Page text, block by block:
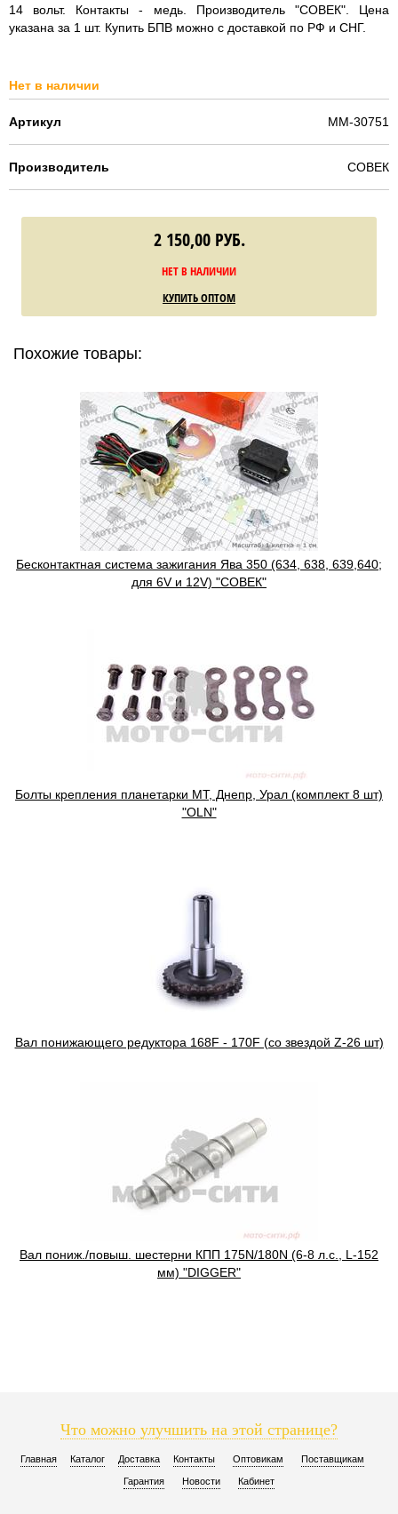
14 вольт. Контакты - медь. Производитель "СОВЕК". Цена
указана за 1 шт. Купить БПВ можно с доставкой по РФ и СНГ.
Нет в наличии
Артикул MM-30751
Производитель СОВЕК
2 150,00 РУБ.
НЕТ В НАЛИЧИИ
КУПИТЬ ОПТОМ
Похожие товары:
Бесконтактная система зажигания Ява 350 (634, 638, 639,640;
для 6V и 12V) "СОВЕК"
Болты крепления планетарки МТ, Днепр, Урал (комплект 8 шт)
"OLN"
Вал понижающего редуктора 168F - 170F (со звездой Z-26 шт)
Вал пониж./повыш. шестерни КПП 175N/180N (6-8 л.с., L-152
мм) "DIGGER"
Что можно улучшить на этой странице?
Главная Каталог Доставка Контакты Оптовикам Поставщикам
Гарантия Новости Кабинет